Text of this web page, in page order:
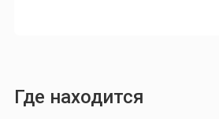
Где находится